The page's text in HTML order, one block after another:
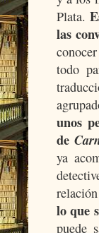
Plata.
las
todo
unos
de
ya
lo que
puede